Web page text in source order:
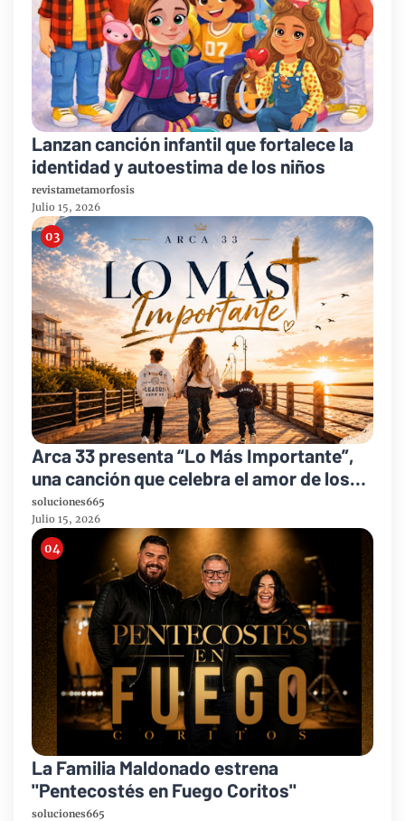
Lanzan canción infantil que fortalece la
identidad y autoestima de los niños
revistametamorfosis
Julio 15, 2026
Arca 33 presenta “Lo Más Importante”,
una canción que celebra el amor de los
padres y el legado de la fe
soluciones665
Julio 15, 2026
La Familia Maldonado estrena
"Pentecostés en Fuego Coritos"
soluciones665